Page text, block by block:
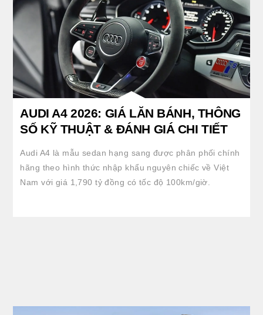
AUDI A4 2026: GIÁ LĂN BÁNH, THÔNG
SỐ KỸ THUẬT & ĐÁNH GIÁ CHI TIẾT
Audi A4 là mẫu sedan hạng sang được phân phối chính
hãng theo hình thức nhập khẩu nguyên chiếc về Việt
Nam với giá 1,790 tỷ đồng có tốc độ 100km/giờ.